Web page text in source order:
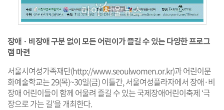
장애ㆍ비장애 구분 없이 모든 어린이가 즐길 수 있는 다양한 프로그
램 마련
서울시여성가족재단(http://www.seoulwomen.or.kr)과 어린이문
화예술학교는 29(목)~30일(금) 이틀간, 서울여성플라자에서 장애·비
장애 어린이들이 함께 어울려 즐길 수 있는 국제장애어린이축제 ‘극
장으로 가는 길’을 개최한다.